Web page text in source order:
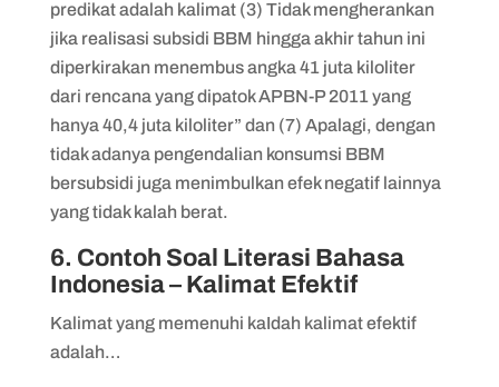
predikat adalah kalimat (3) Tidak mengherankan
jika realisasi subsidi BBM hingga akhir tahun ini
diperkirakan menembus angka 41 juta kiloliter
dari rencana yang dipatok APBN-P 2011 yang
hanya 40,4 juta kiloliter” dan (7) Apalagi, dengan
tidak adanya pengendalian konsumsi BBM
bersubsidi juga menimbulkan efek negatif lainnya
yang tidak kalah berat.
6. Contoh Soal Literasi Bahasa
Indonesia – Kalimat Efektif
Kalimat yang memenuhi kaIdah kalimat efektif
adalah…